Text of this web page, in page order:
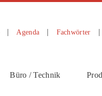
Agenda Fachwörter
Büro / Technik